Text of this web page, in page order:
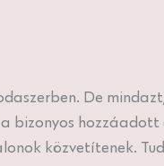
De
bizonyos
közvetítenek.